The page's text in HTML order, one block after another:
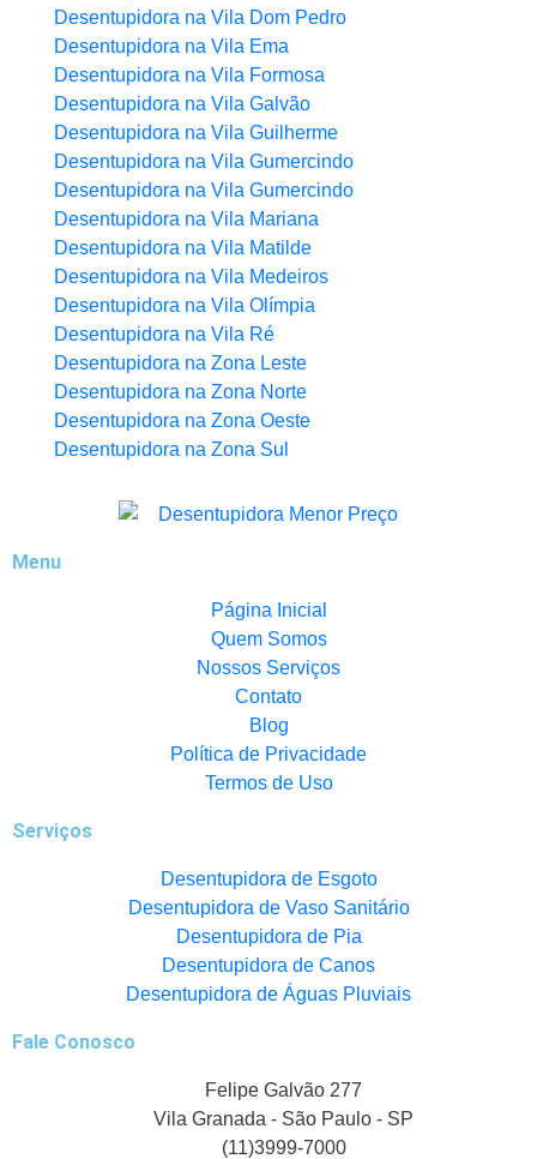
Desentupidora na Vila Dom Pedro
Desentupidora na Vila Ema
Desentupidora na Vila Formosa
Desentupidora na Vila Galvão
Desentupidora na Vila Guilherme
Desentupidora na Vila Gumercindo
Desentupidora na Vila Gumercindo
Desentupidora na Vila Mariana
Desentupidora na Vila Matilde
Desentupidora na Vila Medeiros
Desentupidora na Vila Olímpia
Desentupidora na Vila Ré
Desentupidora na Zona Leste
Desentupidora na Zona Norte
Desentupidora na Zona Oeste
Desentupidora na Zona Sul
Menu
Página Inicial
Quem Somos
Nossos Serviços
Contato
Blog
Política de Privacidade
Termos de Uso
Serviços
Desentupidora de Esgoto
Desentupidora de Vaso Sanitário
Desentupidora de Pia
Desentupidora de Canos
Desentupidora de Águas Pluviais
Fale Conosco
Felipe Galvão 277
Vila Granada - São Paulo - SP
(11)3999-7000